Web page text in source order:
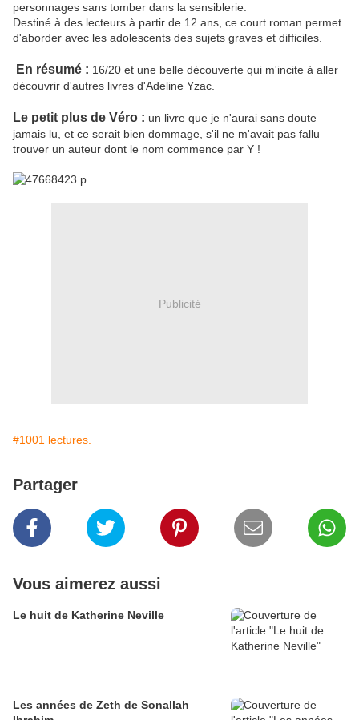
personnages sans tomber dans la sensiblerie.
Destiné à des lecteurs à partir de 12 ans, ce court roman permet
d'aborder avec les adolescents des sujets graves et difficiles.
En résumé : 16/20 et une belle découverte qui m'incite à aller
découvrir d'autres livres d'Adeline Yzac.
Le petit plus de Véro : un livre que je n'aurai sans doute
jamais lu, et ce serait bien dommage, s'il ne m'avait pas fallu
trouver un auteur dont le nom commence par Y !
Publicité
#1001 lectures.
Partager
Vous aimerez aussi
Le huit de Katherine Neville
Les années de Zeth de Sonallah